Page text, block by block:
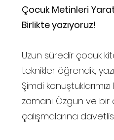
Çocuk Metinleri
Birlikte yazıyoruz!
Uzun süredir çocuk
teknikler öğrendik,
Şimdi
zamanı. Özgün ve bir
çalışmalarına